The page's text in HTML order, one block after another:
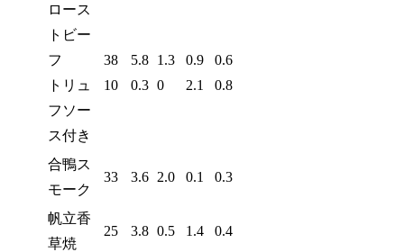
ロース
トビー
フ
トリュ
フソー
ス付き
38
10
5.8
0.3
1.3
0
0.9
2.1
0.6
0.8
合鴨ス
モーク
33 3.6 2.0 0.1 0.3
帆立香
草焼
25 3.8 0.5 1.4 0.4